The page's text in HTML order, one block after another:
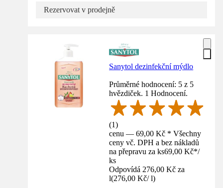
Rezervovat v prodejně
Sanytol dezinfekční mýdlo
Průměrné hodnocení: 5 z 5
hvězdiček. 1 Hodnocení.
(1)
cenu — 69,00 Kč * Všechny
ceny vč. DPH a bez nákladů
na přepravu za ks69,00 Kč*/
ks
Odpovídá 276,00 Kč za
l(276,00 Kč/ l)